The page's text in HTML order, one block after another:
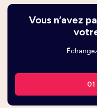
Vous n’avez
01